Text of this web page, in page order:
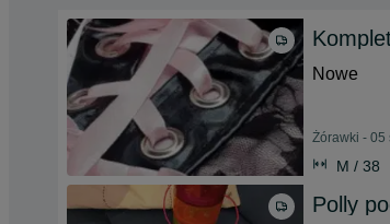
Nowe
Żórawki - 05
M / 38
Polly